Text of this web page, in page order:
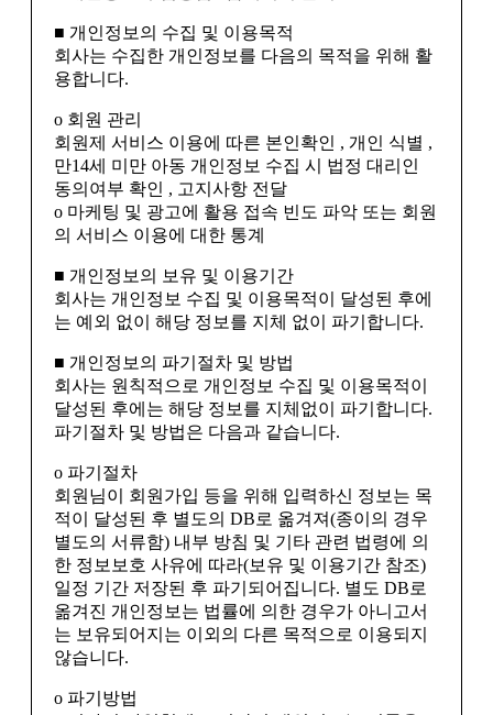
■ 개인정보의 수집 및 이용목적
회사는 수집한 개인정보를 다음의 목적을 위해 활
용합니다.
ο 회원 관리
회원제 서비스 이용에 따른 본인확인 , 개인 식별 ,
만14세 미만 아동 개인정보 수집 시 법정 대리인
동의여부 확인 , 고지사항 전달
ο 마케팅 및 광고에 활용 접속 빈도 파악 또는 회원
의 서비스 이용에 대한 통계
■ 개인정보의 보유 및 이용기간
회사는 개인정보 수집 및 이용목적이 달성된 후에
는 예외 없이 해당 정보를 지체 없이 파기합니다.
■ 개인정보의 파기절차 및 방법
회사는 원칙적으로 개인정보 수집 및 이용목적이
달성된 후에는 해당 정보를 지체없이 파기합니다.
파기절차 및 방법은 다음과 같습니다.
ο 파기절차
회원님이 회원가입 등을 위해 입력하신 정보는 목
적이 달성된 후 별도의 DB로 옮겨져(종이의 경우
별도의 서류함) 내부 방침 및 기타 관련 법령에 의
한 정보보호 사유에 따라(보유 및 이용기간 참조)
일정 기간 저장된 후 파기되어집니다. 별도 DB로
옮겨진 개인정보는 법률에 의한 경우가 아니고서
는 보유되어지는 이외의 다른 목적으로 이용되지
않습니다.
ο 파기방법